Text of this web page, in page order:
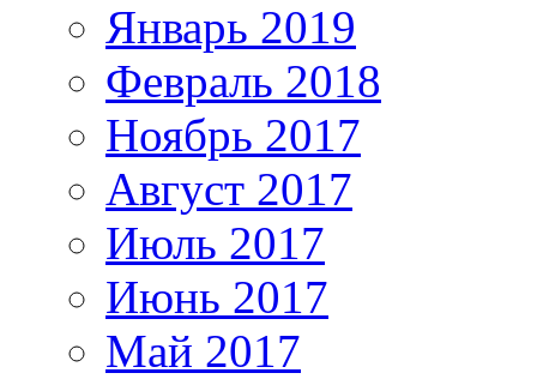
Январь 2019
Февраль 2018
Ноябрь 2017
Август 2017
Июль 2017
Июнь 2017
Май 2017